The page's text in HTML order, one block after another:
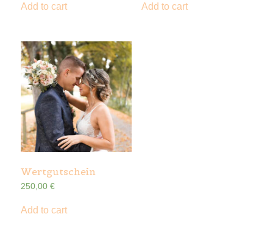
Add to cart Add to cart
Wertgutschein
250,00€
Add to cart